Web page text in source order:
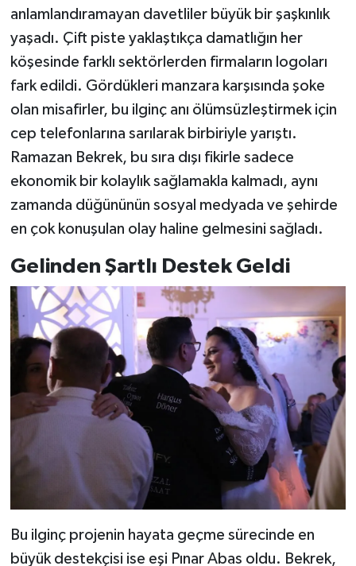
anlamlandıramayan davetliler büyük bir şaşkınlık
yaşadı. Çift piste yaklaştıkça damatlığın her
köşesinde farklı sektörlerden firmaların logoları
fark edildi. Gördükleri manzara karşısında şoke
olan misafirler, bu ilginç anı ölümsüzleştirmek için
cep telefonlarına sarılarak birbiriyle yarıştı.
Ramazan Bekrek, bu sıra dışı fikirle sadece
ekonomik bir kolaylık sağlamakla kalmadı, aynı
zamanda düğününün sosyal medyada ve şehirde
en çok konuşulan olay haline gelmesini sağladı.
Gelinden Şartlı Destek Geldi
Bu ilginç projenin hayata geçme sürecinde en
büyük destekçisi ise eşi Pınar Abas oldu. Bekrek,